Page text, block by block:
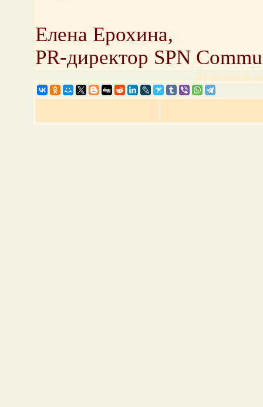
Елена Ерохина,
PR-директор SPN
Предыдущая